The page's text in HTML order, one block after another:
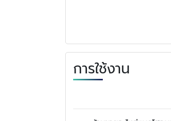
การใช้งาน